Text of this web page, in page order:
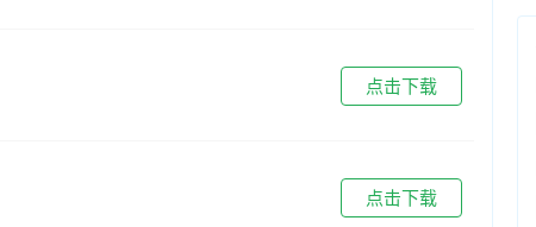
点击下载
点击下载